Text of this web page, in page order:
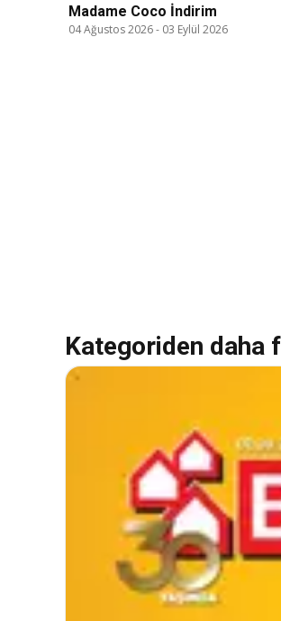
Madame Coco İndirim
04 Ağustos 2026- 03 Eylül 2026
Kategoriden daha